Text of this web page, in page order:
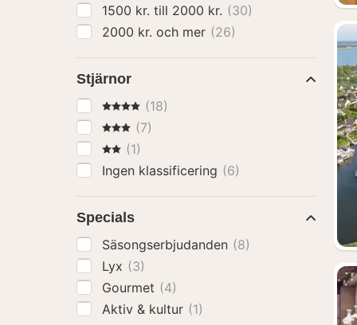
1500 kr. till 2000 kr. (30)
2000 kr. och mer (26)
Stjärnor
4 Stjärnor
(18)
3 Stjärnor
(7)
2 Stjärnor
(1)
Ingen klassificering (6)
Specials
Säsongserbjudanden (8)
Lyx (3)
Gourmet (4)
Aktiv & kultur (1)